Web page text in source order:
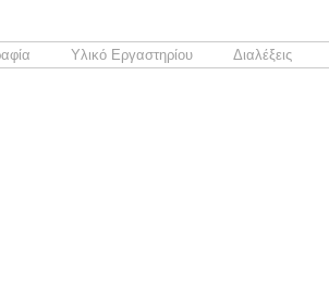
Υλικό Εργαστηρίου Διαλέξεις